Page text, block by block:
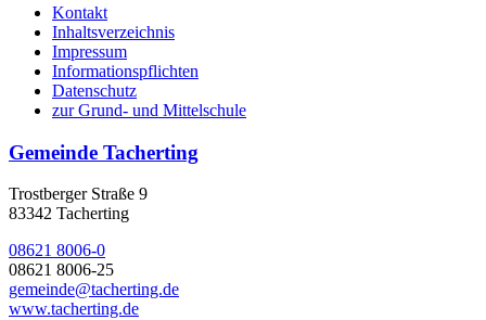
Kontakt
Inhaltsverzeichnis
Impressum
Informationspflichten
Datenschutz
zur Grund- und Mittelschule
Gemeinde Tacherting
Trostberger Straße 9
83342 Tacherting
08621 8006-0
08621 8006-25
gemeinde@tacherting.de
www.tacherting.de